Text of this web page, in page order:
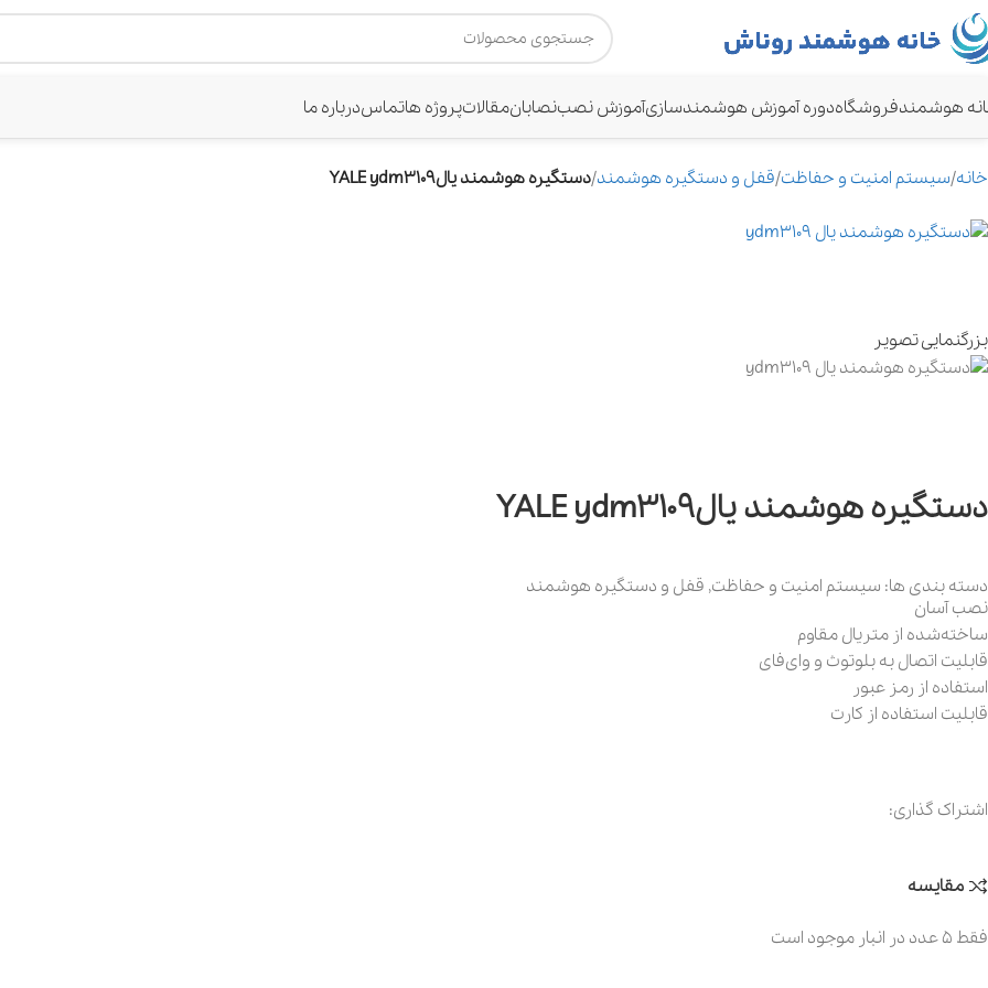
هوشمندفروشگاهدوره آموزش هوشمندسازیآموزش نصبنصابانمقالاتپروژه هاتماسدرباره ما
خانه سیستم امنیت و حفاظت قفل و دستگیره هوشمند دستگیره هوشمند یالYALE ydm3109
بزرگنمایی تصویر
دستگیره هوشمند یالYALE ydm3109
دسته بندی ها: سیستم امنیت و حفاظت, قفل و دستگیره هوشمند
نصب آسان
ساخته‌شده از متریال مقاوم
قابلیت اتصال به بلوتوث و وای‌فای
استفاده از رمز عبور
قابلیت استفاده از کارت
اشتراک گذاری:
مقایسه
فقط 5 عدد در انبار موجود است